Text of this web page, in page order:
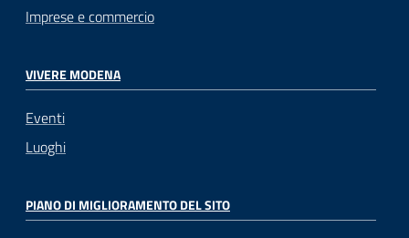
Imprese e commercio
VIVERE MODENA
Eventi
Luoghi
PIANO DI MIGLIORAMENTO DEL SITO